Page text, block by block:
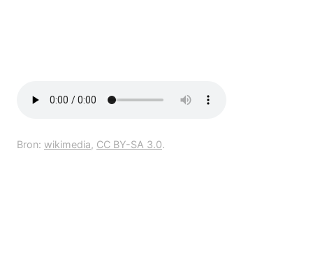
Bron: wikimedia, CC BY-SA 3.0.